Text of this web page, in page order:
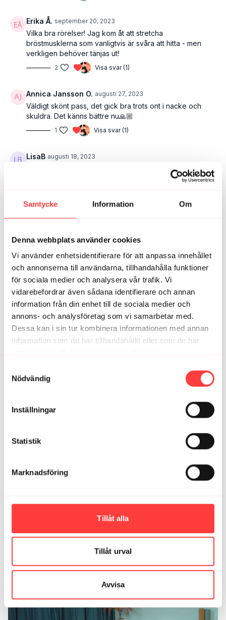
Samtycke Information Om
Denna webbplats använder cookies
Vi använder enhetsidentifierare för att anpassa innehållet
och annonserna till användarna, tillhandahålla funktioner
för sociala medier och analysera vår trafik. Vi
vidarebefordrar även sådana identifierare och annan
information från din enhet till de sociala medier och
annons- och analysföretag som vi samarbetar med.
Dessa kan i sin tur kombinera informationen med annan
information som du har tillhandahållit eller som de har
Nödvändig
Inställningar
Statistik
Marknadsföring
Tillåt alla
Tillåt urval
Avvisa
Erika Å. september 20, 2023
Vilka bra rörelser! Jag kom åt att stretcha
bröstmusklerna som vanligtvis är svåra att hitta - men
verkligen behöver tänjas ut!
2 Visa svar (1)
Annica Jansson O. augusti 27, 2023
Väldigt skönt pass, det gick bra trots ont i nacke och
skuldra. Det känns bättre nu🙏🏼
1 Visa svar (1)
LisaB augusti 18, 2023
Cattis augusti 10, 2023
Så bra pass för stela höfter, hamstrings och axlar/rygg!
Elin M. juli 20, 2023
Passar även för dig som målar sommarstugan ;-) . Tack!
CarinaL april 20
Passar utmärkt även för kontorsråttan i mig. Tack 🙏🏻
Åsa W.
Å va skönt det var att starta dagen med detta.